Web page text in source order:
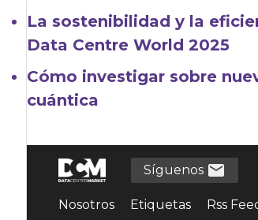
La sostenibilidad y la
Data Centre World 2025
Cómo investigar sobre
cuántica
Síguenos
Nosotros Etiquetas Rss